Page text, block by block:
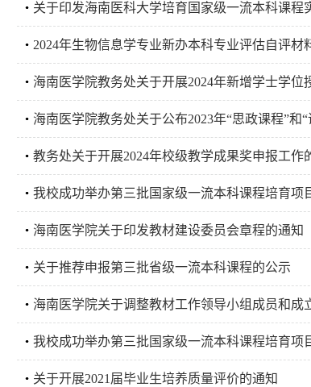
关于印发海南医科大学培育国家级一流本科课程
2024年生物信息学专业新办本科专业评估自评材
海南医学院教务处关于开展2024年新增学士学
海南医学院教务处关于公布2023年“思政课程”和
教务处关于开展2024年校级教学成果奖申报工作
我校成功举办第三批国家级一流本科课程培育项
海南医学院关于印发教材建设委员会章程的通知
关于推荐申报第三批省级一流本科课程的公示
海南医学院关于调整教材工作领导小组成员和成
我校成功举办第三批国家级一流本科课程培育项
关于开展2021届毕业生培养质量评价的通知